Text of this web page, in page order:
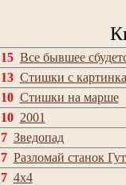
15 Все бывшее
13 Стишки с
10 Стишки на марше
10 2001
7 Зведопад
7 Разломай станок
7 4x4